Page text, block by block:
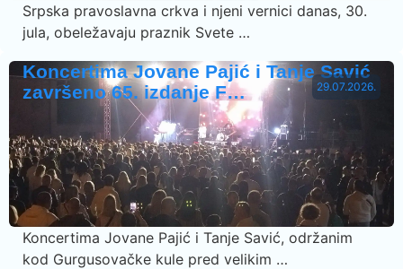
Srpska pravoslavna crkva i njeni vernici danas, 30.
jula, obeležavaju praznik Svete …
29.07.2026.
Koncertima Jovane Pajić i Tanje Savić
završeno 65. izdanje F…
Koncertima Jovane Pajić i Tanje Savić, održanim
kod Gurgusovačke kule pred velikim …